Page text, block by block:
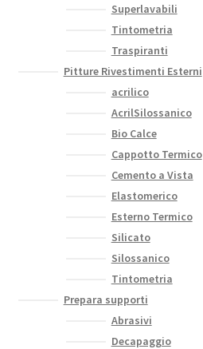
Superlavabili
Tintometria
Traspiranti
Pitture Rivestimenti Esterni
acrilico
AcrilSilossanico
Bio Calce
Cappotto Termico
Cemento a Vista
Elastomerico
Esterno Termico
Silicato
Silossanico
Tintometria
Prepara supporti
Abrasivi
Decapaggio